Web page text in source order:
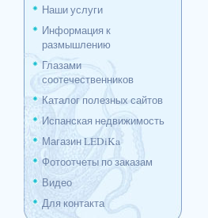
Наши услуги
Информация к
размышлению
Глазами
соотечественников
Каталог полезных сайтов
Испанская недвижимость
Магазин LEDiKa
Фотоотчеты по заказам
Видео
Для контакта